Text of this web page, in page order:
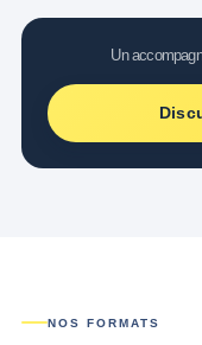
Un
NOS FORMATS